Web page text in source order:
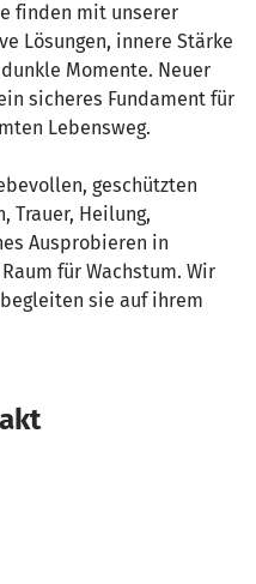
finden mit unserer
Lösungen, innere Stärke
Momente. Neuer
sicheres Fundament für
Lebensweg.
geschützten
Trauer, Heilung,
Ausprobieren in
für Wachstum. Wir
sie auf ihrem